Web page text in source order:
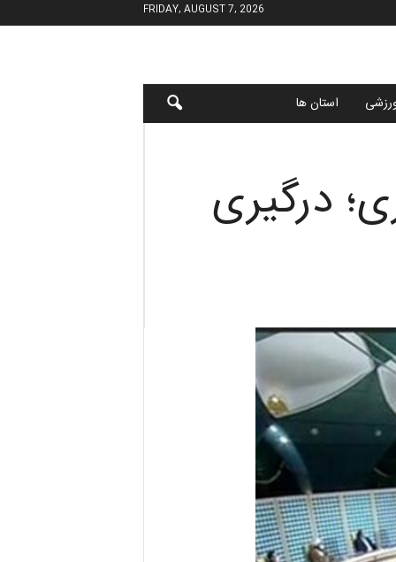
FRIDAY, AUGUST 7, 2026
استان ها
درگیری